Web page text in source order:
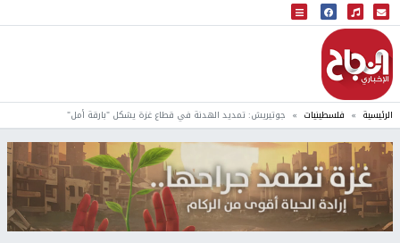
البث المباشر
إذاعة النجاح
الرئيسية فلسطينيات جوتيريش: تمديد الهدنة في قطاع غزة يشكل "بارقة أمل"